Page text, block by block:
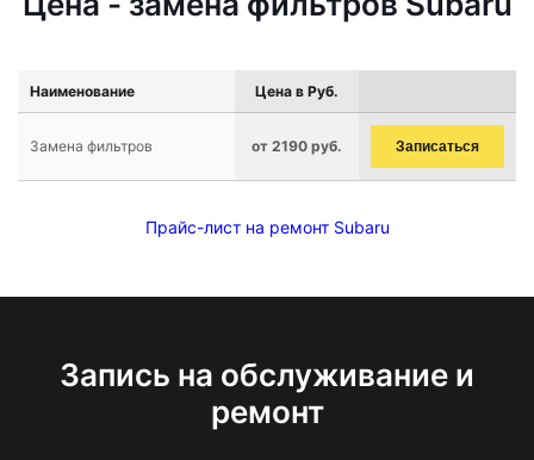
Наименование Цена в Руб.
Замена фильтров от 2190 руб. Записаться
Прайс-лист на ремонт Subaru
Запись на обслуживание и
ремонт